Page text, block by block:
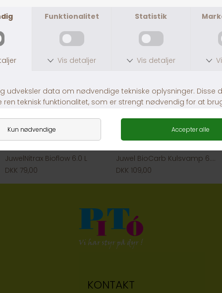
JuwelNitrax Bioflow 6.0 L
DKK 79,00
Juwel BioCarb Kulsvamp 6.0 L
DKK 109,00
KONTAKT